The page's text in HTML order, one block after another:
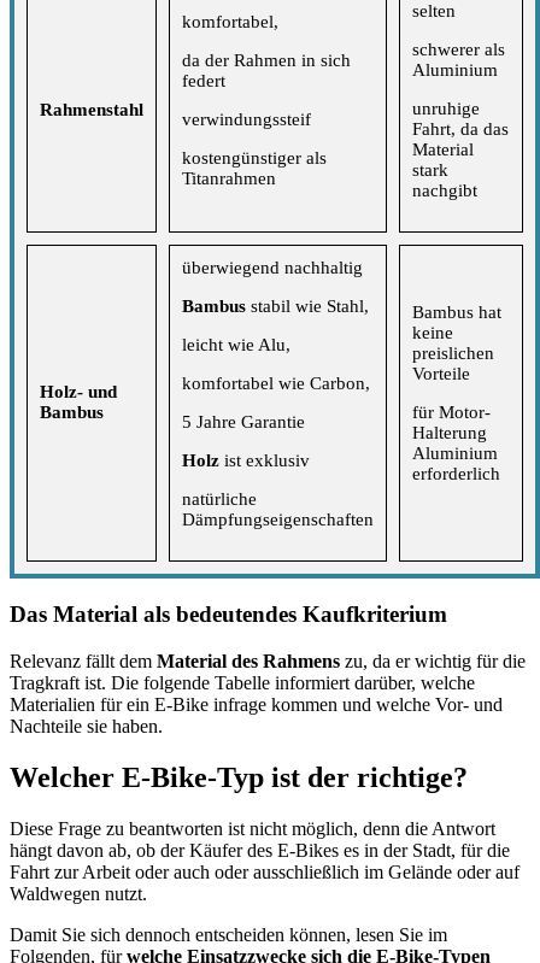
Rahmenstahl
komfortabel,
da der Rahmen in sich
federt
verwindungssteif
kostengünstiger als
Titanrahmen
selten
schwerer als
Aluminium
unruhige
Fahrt, da das
Material
stark
nachgibt
Holz- und
Bambus
überwiegend nachhaltig
Bambus stabil wie Stahl,
leicht wie Alu,
komfortabel wie Carbon,
5 Jahre Garantie
Holz ist exklusiv
natürliche
Dämpfungseigenschaften
Bambus hat
keine
preislichen
Vorteile
für Motor-
Halterung
Aluminium
erforderlich
Das Material als bedeutendes Kaufkriterium
Relevanz fällt dem Material des Rahmens zu, da er wichtig für die
Tragkraft ist. Die folgende Tabelle informiert darüber, welche
Materialien für ein E-Bike infrage kommen und welche Vor- und
Nachteile sie haben.
Welcher E-Bike-Typ ist der richtige?
Diese Frage zu beantworten ist nicht möglich, denn die Antwort
hängt davon ab, ob der Käufer des E-Bikes es in der Stadt, für die
Fahrt zur Arbeit oder auch oder ausschließlich im Gelände oder auf
Waldwegen nutzt.
Damit Sie sich dennoch entscheiden können, lesen Sie im
Folgenden, fürwelche Einsatzzwecke sich die E-Bike-Typen